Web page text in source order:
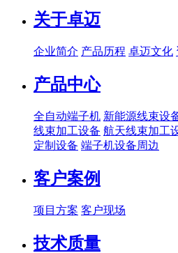
关于卓迈
企业简介 产品历程 卓迈文化
产品中心
全自动端子机 新能源线束设
线束加工设备 航天线束加工
定制设备 端子机设备周边
客户案例
项目方案 客户现场
技术质量